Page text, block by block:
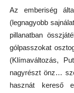
Az emberiség
(legnagyobb
pillanatban
gólpasszokat
(Klímaváltozás,
nagyrészt önz…
hasznát kereső